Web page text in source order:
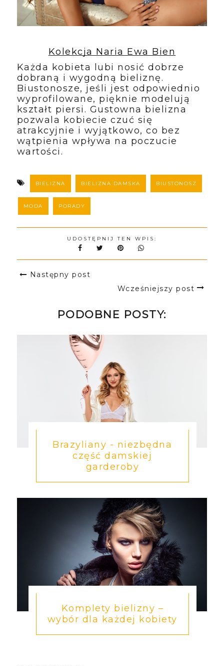
Kolekcja Naria Ewa Bien
Każda kobieta lubi nosić dobrze
dobraną i wygodną bieliznę.
Biustonosze, jeśli jest odpowiednio
wyprofilowane, pięknie modelują
kształt piersi. Gustowna bielizna
pozwala kobiecie czuć się
atrakcyjnie i wyjątkowo, co bez
wątpienia wpływa na poczucie
wartości.
BIELIZNA BIELIZNA DAMSKA BIUSTONOSZ
MODA PORADY
UDOSTĘPNIJ TEN WPIS:
Następny post
Wcześniejszy post
PODOBNE POSTY:
Brazyliany - niezbędna
część damskiej
garderoby
Komplety bielizny –
wybór dla każdej kobiety